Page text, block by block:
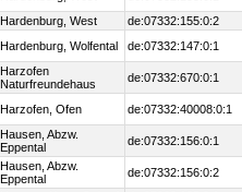
Hardenburg, West
de:07332:155:0:2
Hardenburg, Wolfental de:07332:147:0:1
Harzofen
Naturfreundehaus
de:07332:670:0:1
Harzofen, Ofen de:07332:40008:0:1
Hausen, Abzw.
Eppental
de:07332:156:0:1
Hausen, Abzw.
Eppental
de:07332:156:0:2